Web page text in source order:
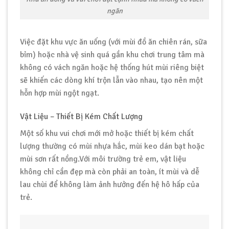
ngăn
Việc đặt khu vực ăn uống (với mùi đồ ăn chiên rán, sữa
bỉm) hoặc nhà vệ sinh quá gần khu chơi trung tâm mà
không có vách ngăn hoặc hệ thống hút mùi riêng biệt
sẽ khiến các dòng khí trộn lẫn vào nhau, tạo nên một
hỗn hợp mùi ngột ngạt.
Vật Liệu – Thiết Bị Kém Chất Lượng
Một số khu vui chơi mới mở hoặc thiết bị kém chất
lượng thường có mùi nhựa hắc, mùi keo dán bạt hoặc
mùi sơn rất nồng.Với môi trường trẻ em, vật liệu
không chỉ cần đẹp mà còn phải an toàn, ít mùi và dễ
lau chùi để không làm ảnh hưởng đến hệ hô hấp của
trẻ.